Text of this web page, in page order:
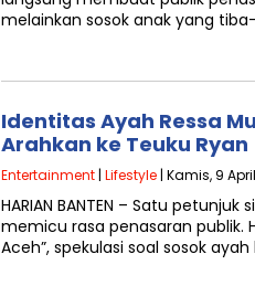
melainkan sosok anak yang
Identitas Ayah Ressa
Arahkan ke Teuku Ryan
Entertainment | Lifestyle | Kamis, 9
HARIAN BANTEN – Satu
memicu rasa penasaran publik.
Aceh”, spekulasi soal sosok